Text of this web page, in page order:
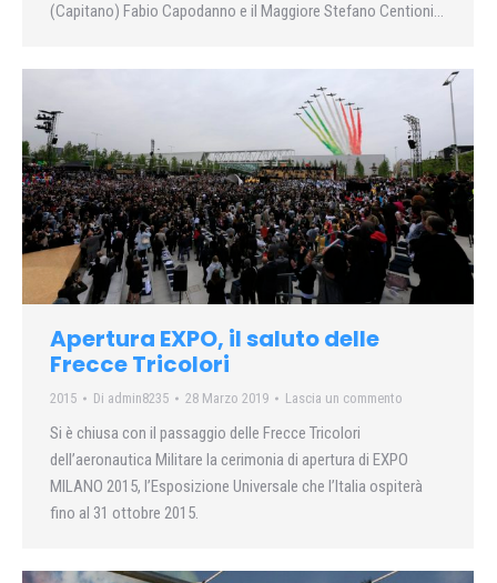
(Capitano) Fabio Capodanno e il Maggiore Stefano Centioni…
Apertura EXPO, il saluto delle
Frecce Tricolori
2015 Di admin8235 28 Marzo 2019 Lascia un commento
Si è chiusa con il passaggio delle Frecce Tricolori
dell’aeronautica Militare la cerimonia di apertura di EXPO
MILANO 2015, l’Esposizione Universale che l’Italia ospiterà
fino al 31 ottobre 2015.